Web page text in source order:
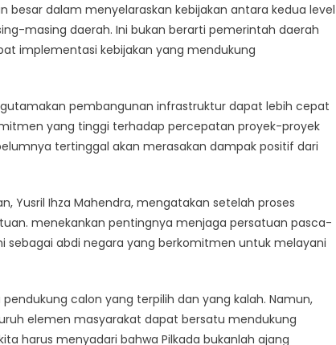
besar dalam menyelaraskan kebijakan antara kedua level
masing daerah. Ini bukan berarti pemerintah daerah
implementasi kebijakan yang mendukung
pembangunan infrastruktur dapat lebih cepat
yang tinggi terhadap percepatan proyek-proyek
tertinggal akan merasakan dampak positif dari
Yusril Ihza Mahendra, mengatakan setelah proses
menekankan pentingnya menjaga persatuan pasca-
sebagai abdi negara yang berkomitmen untuk melayani
calon yang terpilih dan yang kalah. Namun,
elemen masyarakat dapat bersatu mendukung
harus menyadari bahwa Pilkada bukanlah ajang